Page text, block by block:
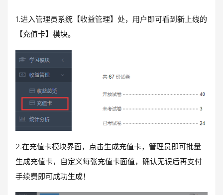
1.进入管理员系统【收益管理】处，用户即可看到新上线的
【充值卡】模块。
2.在充值卡模块界面，点击生成充值卡，管理员即可批量
生成充值卡，自定义每张充值卡面值，确认无误后再支付
手续费即可成功生成！